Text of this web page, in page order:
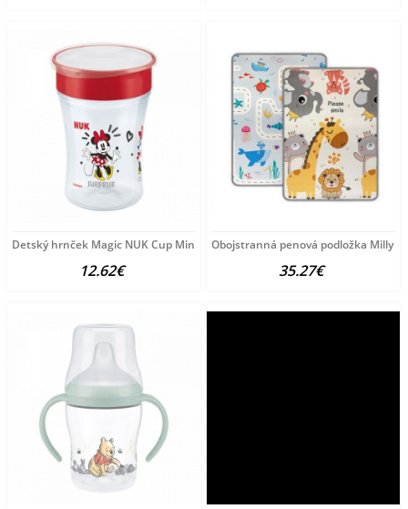
Detský hrnček Magic NUK Cup Minnie (8+ m.) 360 ° 230
12.62€
Obojstranná penová podložka Milly
35.27€